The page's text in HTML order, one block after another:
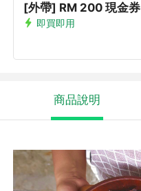
[外帶] RM 200 現金券
即買即用
商品說明